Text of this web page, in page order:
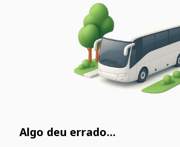
Algo deu errado...